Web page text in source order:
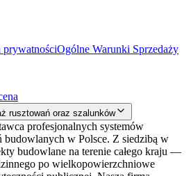
prywatnościOgólne Warunki Sprzedaży
rusztowań oraz szalunków
profesjonalnych systemów
budowlanych w Polsce. Z siedzibą w
budowlane na terenie całego kraju —
po wielkopowierzchniowe